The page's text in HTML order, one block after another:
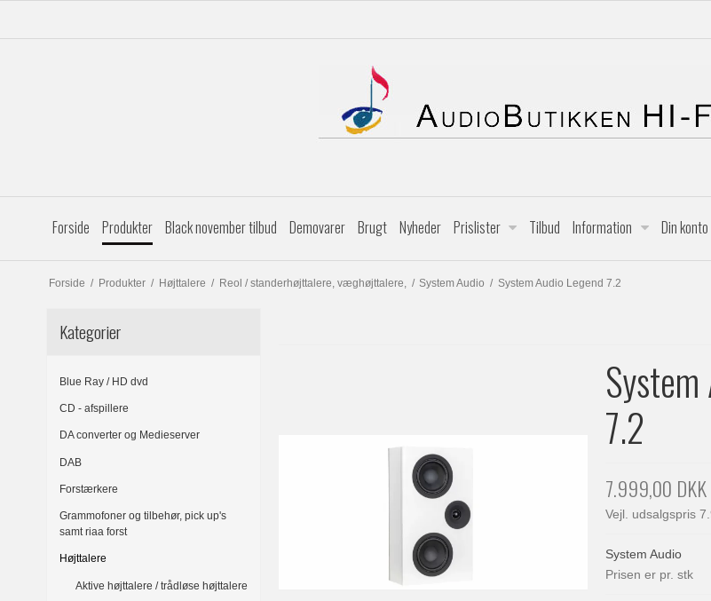
Forside Produkter Black november tilbud Demovarer Brugt Nyheder Prislister Tilbud Information Din konto
Forside / Produkter / Højttalere / Reol / standerhøjttalere, væghøjttalere, / System Audio / System Audio Legend 7.2
Kategorier
Blue Ray / HD dvd
CD - afspillere
DA converter og Medieserver
DAB
Forstærkere
Grammofoner og tilbehør, pick up's
samt riaa forst
Højttalere
Aktive højttalere / trådløse højttalere
7.2
7.999,00 DKK
Vejl. udsalgspris
System Audio
Prisen er pr. stk